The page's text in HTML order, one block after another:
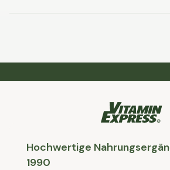
Hochwertige
1990